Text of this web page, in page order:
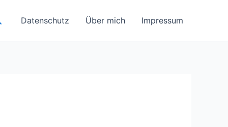
Datenschutz Über mich Impressum